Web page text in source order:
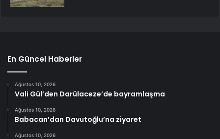
En Güncel Haberler
Ağustos 10, 2026
Vali Gül’den Darülaceze’de bayramlaşma
Ağustos 10, 2026
Babacan’dan Davutoğlu’na ziyaret
Ağustos 10, 2026